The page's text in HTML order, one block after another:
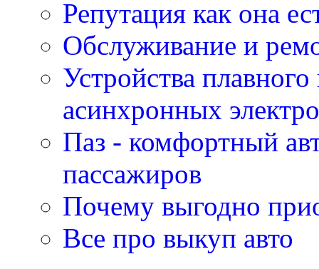
Репутация как она
Обслуживание и
Устройства
асинхронных
Паз - комфортный
пассажиров
Почему выгодно
Все про выкуп авто